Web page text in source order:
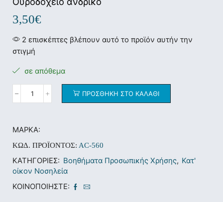
3,50€
2 επισκέπτες βλέπουν αυτό το προϊόν αυτήν την
στιγμή
σε απόθεμα
ΠΡΟΣΘΉΚΗ ΣΤΟ ΚΑΛΆΘΙ
ΜΆΡΚΑ:
ΚΩΔ. ΠΡΟΪΌΝΤΟΣ: AC-560
ΚΑΤΗΓΟΡΊΕΣ: Βοηθήματα Προσωπικής Χρήσης, Κατ'
οίκον Νοσηλεία
ΚΟΙΝΟΠΟΙΉΣΤΕ: